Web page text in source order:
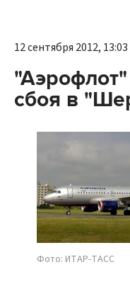
12 сентября 2012, 13:03
сбоя в
Фото: ИТАР-ТАСС